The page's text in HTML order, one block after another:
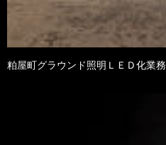
粕屋町グラウンド照明ＬＥＤ化業務